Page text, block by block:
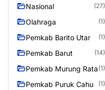
Nasional (27)
Olahraga (1)
Pemkab Barito Utar (1)
Pemkab Barut (14)
Pemkab Murung Rata (1)
Pemkab Puruk Cahu (1)